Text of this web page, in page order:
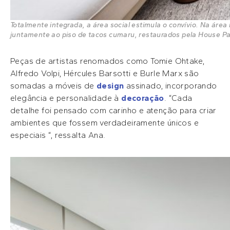
Totalmente integrada, a área social estimula o convívio. Na
juntamente ao piso de tacos cumaru, restaurados pela House
Peças de artistas renomados como Tomie Ohtake,
Alfredo Volpi, Hércules Barsotti e Burle Marx são
somadas a móveis de design assinado, incorporando
elegância e personalidade à decoração. “Cada
detalhe foi pensado com carinho e atenção para criar
ambientes que fossem verdadeiramente únicos e
especiais “, ressalta Ana.